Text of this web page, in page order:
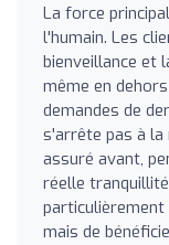
La force
l'humain. Les
bienveillance et
même en
demandes de
s'arrête pas à
assuré avant,
réelle
particulièrement
mais de